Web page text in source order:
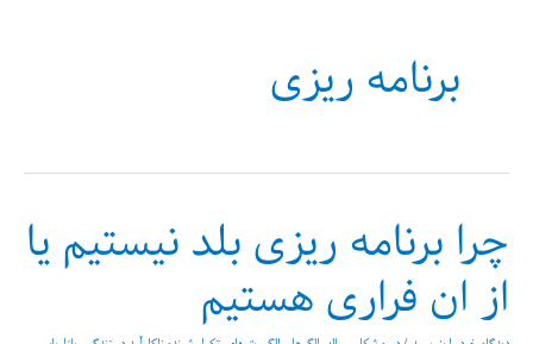
برنامه ریزی
چرا برنامه ریزی بلد نیستیم یا
از ان فراری هستیم